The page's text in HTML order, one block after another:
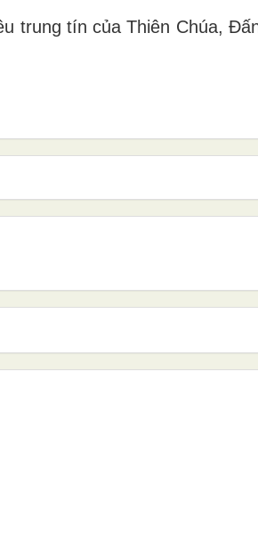
trung tín của Thiên Chúa,